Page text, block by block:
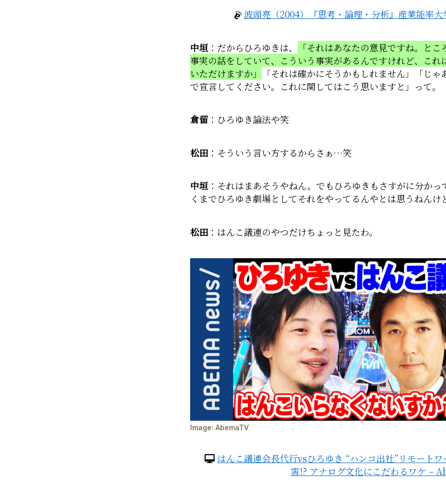
波頭亮（2004）『思考・論理・分析』産業能率
中垣 ：だからひろゆきは、
「それはあなたの意見ですね。とこ
事実の話をしていて、こういう事実があるんですけれど、これ
いただけますか」
「それは確かにそうかもしれません」「じゃ
で宣言してください。これに関してはこう思いますと」って。
倉留 ：ひろゆき論法や笑
松田 ：そういう言い方するからさぁ…笑
中垣 ：それはまあそうやねん。でもひろゆきもさすがに分かっ
くまでひろゆき劇場としてそれをやってるんやとは思うねんけ
松田 ：はんこ議連のやつだけちょっと見たわ。
Image: AbemaTV
はんこ議連会長代行vsひろゆき “ハンコ出社”リモート
害!? アナログ文化にこだわるワケ –